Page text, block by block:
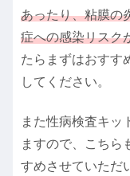
あったり、粘膜の
症への感染リスク
たらまずはおすす
してください。
また性病検査キッ
ますので、こちら
すめさせていただ